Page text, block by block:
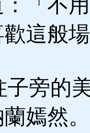
「不
這般
旁的
嫣然